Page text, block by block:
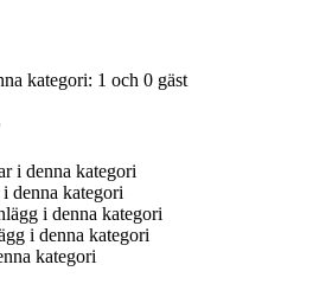
kategori: 1 och 0 gäst
i denna kategori
denna kategori
i denna kategori
i denna kategori
kategori